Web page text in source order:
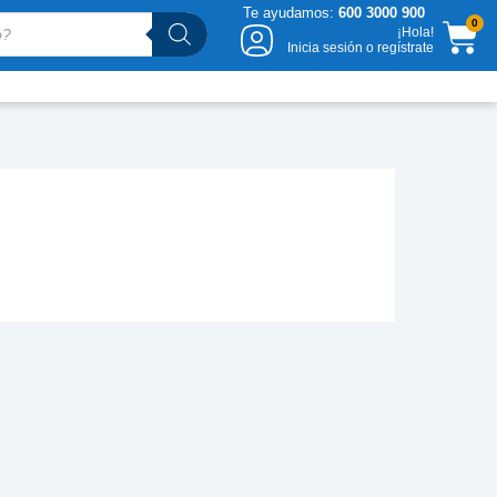
Te ayudamos: 600 3000 900
¡Hola!
Inicia sesión o regístrate
0